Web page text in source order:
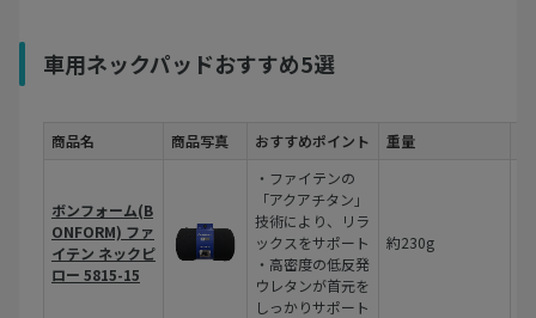
車用ネックパッドおすすめ5選
商品名 商品写真 おすすめポイント 重量
ボンフォーム(B
ONFORM) ファ
イテン ネックピ
ロー 5815-15
・ファイテンの
「アクアチタン」
技術により、リラ
ックスをサポート
・高密度の低反発
ウレタンが首元を
しっかりサポート
約230g